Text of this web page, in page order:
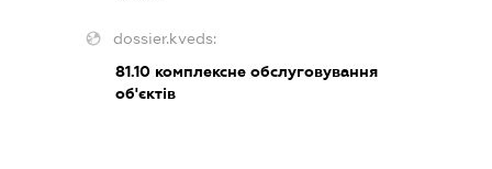
dossier.kveds:
81.10комплексне обслуговування
об'єктів